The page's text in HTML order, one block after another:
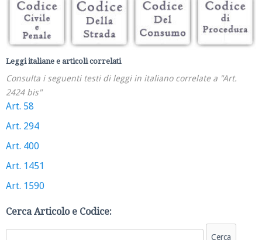
Leggi italiane e articoli correlati
Consulta i seguenti testi di leggi in italiano correlate a "Art.
2424 bis"
Art. 58
Art. 294
Art. 400
Art. 1451
Art. 1590
Cerca Articolo e Codice: